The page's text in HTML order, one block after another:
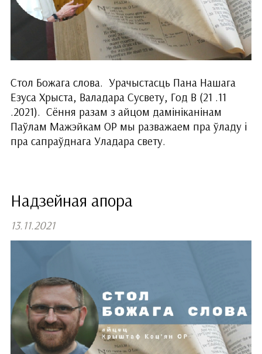
Стол Божага слова. Урачыстасць Пана Нашага
Езуса Хрыста, Валадара Сусвету, Год В (21 .11
.2021). Сёння разам з айцом дамініканінам
Паўлам Мажэйкам ОР мы разважаем пра ўладу і
пра сапраўднага Уладара свету.
Надзейная апора
13.11.2021